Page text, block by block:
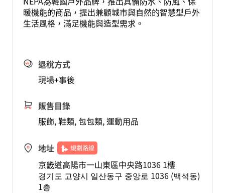
暖機能的商品，提出兼顧城市與自然的智慧型戶外
生活風格，滿足機能與造型需求。
退稅方式
現場+事後
販售目錄
服飾, 鞋類, 包包類, 運動用品
地址 規劃路線
京畿道高陽市一山東區中央路1036 1樓
경기도 고양시 일산동구 중앙로 1036 (백석동)
1층